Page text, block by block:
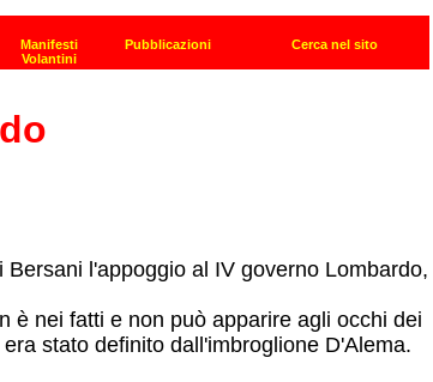
l'appoggio al IV governo Lombardo,
è nei fatti e non può apparire agli occhi dei
stato definito dall'imbroglione D'Alema.